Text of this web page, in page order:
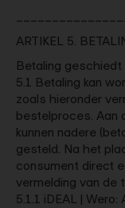
ARTIKEL 5.
Betaling
5.1 Betaling kan
zoals hieronder
bestelproces. Aan
kunnen nadere
gesteld. Na het
consument direct
vermelding van de
5.1.1 iDEAL |